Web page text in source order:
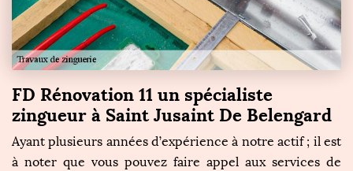
FD Rénovation 11 un spécialiste
zingueur à Saint Jusaint De Belengard
Ayant plusieurs années d’expérience à notre actif ; il est
à noter que vous pouvez faire appel aux services de